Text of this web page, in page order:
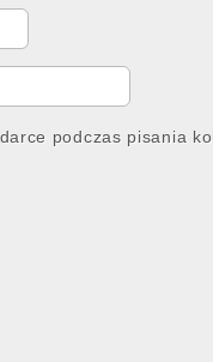
podczas pisania